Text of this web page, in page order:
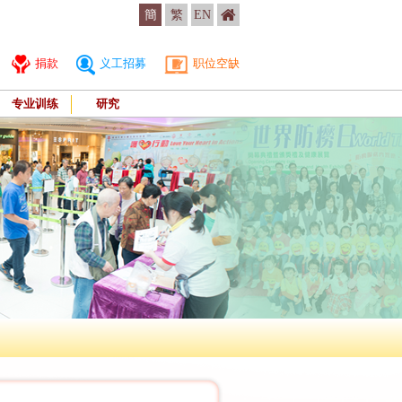
簡 繁 EN
捐款 义工招募 职位空缺
专业训练 研究